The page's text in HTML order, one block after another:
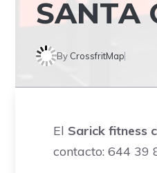
SANTA
By CrossfritMap
El Sarick fitness
contacto: 644 39